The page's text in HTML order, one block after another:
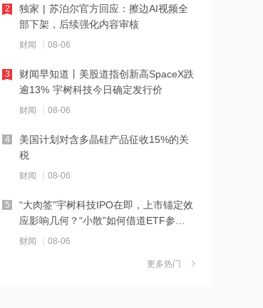
21:23
北证龙虎榜丨5股上榜，森合高科龙虎榜
21:18
台风“白海豚”逼近华东沿海 多部门会商
21:17
摩根大通增持安井食品约4.91万股 每股
21:16
摩根大通增持天岳先进27.46万股 每股
独家 | 苏泊尔官方回应：擦边AI视频全
部下架，后续强化内容审核
财闻 08-06
2
财闻早知道丨美股道指创新高SpaceX跌
逾13% 宇树科技今日确定发行价
财闻 08-06
3
美国计划对含多晶硅产品征收15%的关
税
财闻 08-06
4
“大肉签”宇树科技IPO在即，上市锚定效
应影响几何？“小散”如何借道ETF参
与？
财闻 08-06
5
茉莉奶白陷降薪罗生门，当事人称：公
更多热门